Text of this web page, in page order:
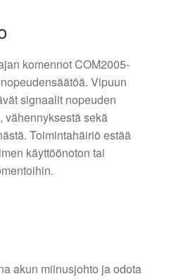
komennot COM2005-
Vipuun
signaalit nopeuden
vähennyksestä sekä
Toimintahäiriö estää
käyttöönoton tai
akun miinusjohto ja odota